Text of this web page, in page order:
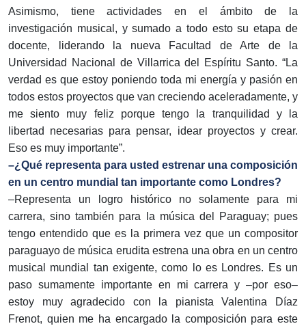
Asimismo, tiene actividades en el ámbito de la
investigación musical, y sumado a todo esto su etapa de
docente, liderando la nueva Facultad de Arte de la
Universidad Nacional de Villarrica del Espíritu Santo. “La
verdad es que estoy poniendo toda mi energía y pasión en
todos estos proyectos que van creciendo aceleradamente, y
me siento muy feliz porque tengo la tranquilidad y la
libertad necesarias para pensar, idear proyectos y crear.
Eso es muy importante”.
–¿Qué representa para usted estrenar una composición
en un centro mundial tan importante como Londres?
–Representa un logro histórico no solamente para mi
carrera, sino también para la música del Paraguay; pues
tengo entendido que es la primera vez que un compositor
paraguayo de música erudita estrena una obra en un centro
musical mundial tan exigente, como lo es Londres. Es un
paso sumamente importante en mi carrera y –por eso–
estoy muy agradecido con la pianista Valentina Díaz
Frenot, quien me ha encargado la composición para este